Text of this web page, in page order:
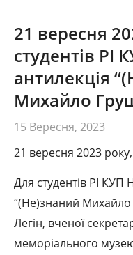
21 вересня
студентів РІ
антилекція
Михайло
15 Вересня, 2023
21 вересня 2023
Для студентів РІ КУП
“(Не)знаний Михайло
Легін, вченої
меморіального